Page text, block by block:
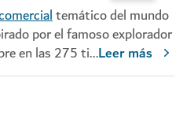
temático del mundo
por el famoso explorador
en las 275 ti...Leer más